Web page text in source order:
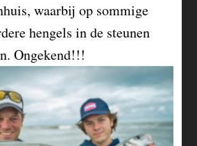
waarbij op sommige
hengels in de steunen
Ongekend!!!